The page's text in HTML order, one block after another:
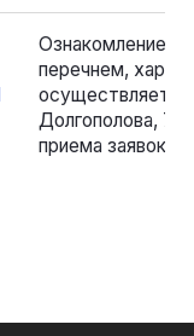
Ознакомление
перечнем,
Долгополова,
приема заявок,